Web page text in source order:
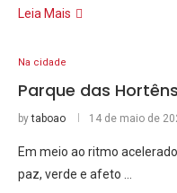
Leia Mais
Na cidade
Parque das
bytaboao 14 de maio de
Em meio ao ritmo
paz, verde e afeto …